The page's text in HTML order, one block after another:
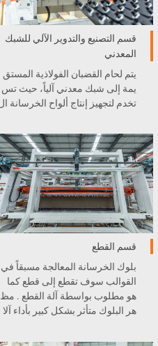
قسم التصنيع والتدوير الآلي للشبك
المعدني
يتم لحام القضبان الفولاذية المستق
يمة إلى شبك معدني آلياً، حيث تس
تخدم لتجهيز إنتاج ألواح الخرسانة
قسم القطع
بلوك الخرسانة المعالجة مسبقاً في
القوالب سوف تقطع إلى قطع كما
هو مطلوب بواسطة آلة القطع . مظ
هر البلوك متأثر بشكل كبير بأداء آلا